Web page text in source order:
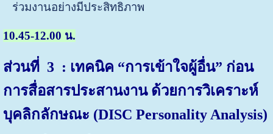
ร่วมงานอย่างมีประสิทธิภาพ
10.45-12.00 น.
ส่วนที่ 3 : เทคนิค “การเข้าใจผู้อื่น” ก่อน
การสื่อสารประสานงาน ด้วยการวิเคราะห์
บุคลิกลักษณะ (DISC Personality Analysis)